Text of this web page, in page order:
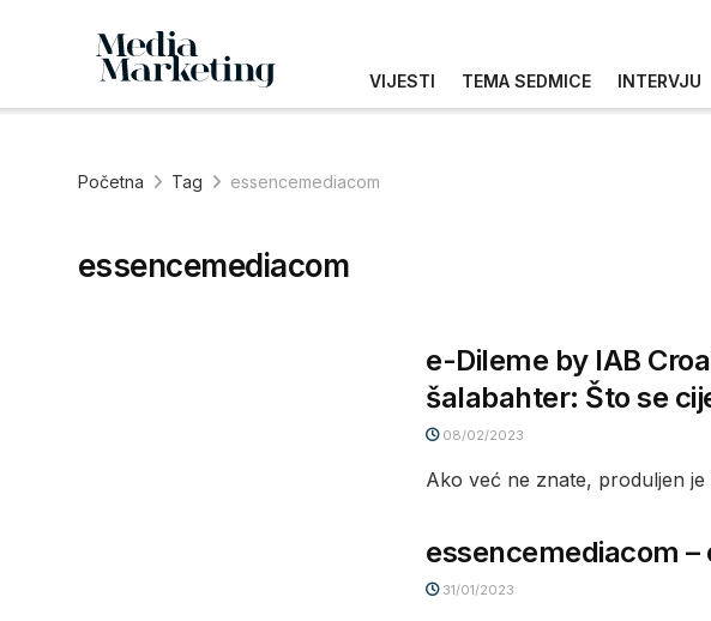
VIJESTI TEMA SEDMICE INTERVJU
Početna Tag essencemediacom
essencemediacom
e-Dileme by IAB
šalabahter: Što se
08/02/2023
Ako već ne znate, produljen je
essencemediacom
31/01/2023